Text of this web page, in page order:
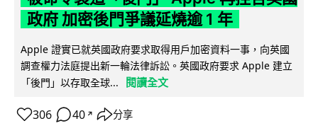
政府 加密後門爭議延燒逾 1 年
Apple 證實已就英國政府要求取得用戶加密資料一事，向英國
調查權力法庭提出新一輪法律訴訟。英國政府要求 Apple 建立
「後門」以存取全球...
閱讀全文
306 40 ↗ 分享